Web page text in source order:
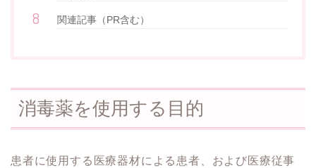
関連記事（PR含む）
消毒薬を使用する目的
患者に使用する医療器材による患者、および医療従事